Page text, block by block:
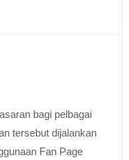
bagi pelbagai
tersebut dijalankan
Fan Page